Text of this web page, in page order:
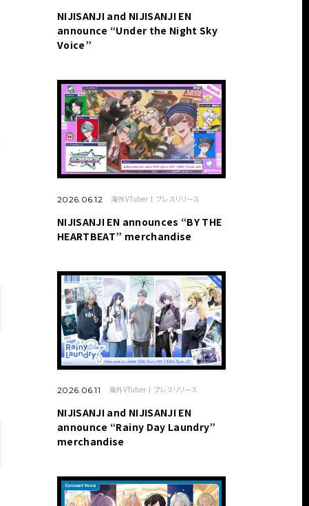
NIJISANJI and NIJISANJI EN
announce “Under the Night Sky
Voice”
2026.06.12 海外VTuber プレスリリース
NIJISANJI EN announces “BY THE
HEARTBEAT” merchandise
2026.06.11 海外VTuber プレスリリース
NIJISANJI and NIJISANJI EN
announce “Rainy Day Laundry”
merchandise